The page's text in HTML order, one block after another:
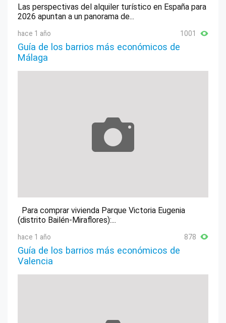
Las perspectivas del alquiler turístico en España para
2026 apuntan a un panorama de...
hace 1 año 1001
Guía de los barrios más económicos de
Málaga
Para comprar vivienda Parque Victoria Eugenia
(distrito Bailén-Miraflores):...
hace 1 año 878
Guía de los barrios más económicos de
Valencia